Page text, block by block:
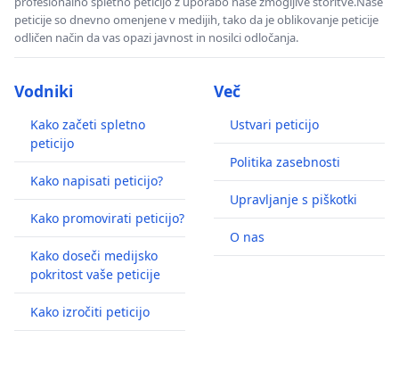
peticije so dnevno omenjene v medijih, tako da je oblikovanje peticije
odličen način da vas opazi javnost in nosilci odločanja.
Vodniki
Kako začeti spletno
peticijo
Kako napisati peticijo?
Kako promovirati peticijo?
Kako doseči medijsko
pokritost vaše peticije
Kako izročiti peticijo
Več
Ustvari peticijo
Politika zasebnosti
Upravljanje s piškotki
O nas